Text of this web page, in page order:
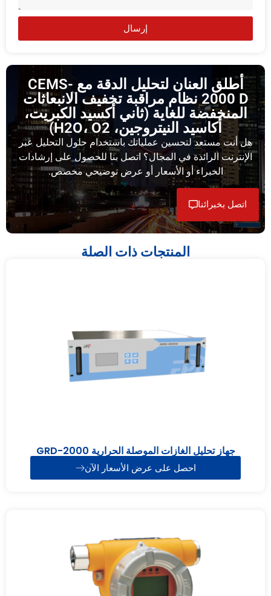
إرسال
أطلق العنان لتحليل الدقة مع CEMS-
2000 D نظام مراقبة تخفيف الانبعاثات
المنخفضة للغاية (ثاني أكسيد الكبريت،
أكاسيد النيتروجين، H2O، O2)
هل أنت مستعد لتحسين عملياتك باستخدام حلول التحليل عبر
الإنترنت الرائدة في المجال؟ اتصل بنا للحصول على إرشادات
الخبراء أو الأسعار أو عرض توضيحي مخصص.
اتصل بخبرائنا
المنتجات ذات الصلة
جهاز تحليل الغازات الموصلة الحرارية GRD-2000
احصل على عرض الأسعار الآن